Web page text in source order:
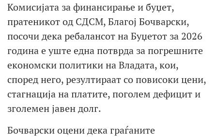
Комисијата за финансирање и буџет,
пратеникот од СДСМ, Благој Бочварски,
посочи дека ребалансот на Буџетот за 2026
година е уште една потврда за погрешните
економски политики на Владата, кои,
според него, резултираат со повисоки цени,
стагнација на платите, поголем дефицит и
зголемен јавен долг.
Бочварски оцени дека граѓаните